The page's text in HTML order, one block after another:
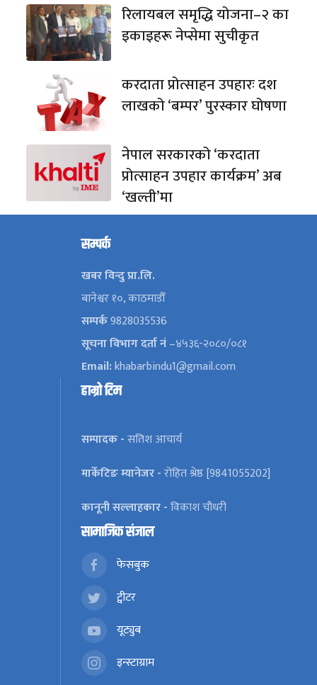
रिलायबल समृद्धि योजना–२ का
इकाइहरू नेप्सेमा सुचीकृत
करदाता प्रोत्साहन उपहारः दश
लाखको ‘बम्पर’ पुरस्कार घोषणा
नेपाल सरकारको ‘करदाता
प्रोत्साहन उपहार कार्यक्रम’ अब
‘खल्ती’मा
सम्पर्क
खबर विन्दु प्रा.लि.
बानेश्वर १०, काठमाडौँ
सम्पर्क9828035536
सूचना विभाग दर्ता नं–४५३६-२०८०/०८१
Email:khabarbindu1@gmail.com
हाम्रो टिम
सम्पादक -सतिश आचार्य
मार्केटिङ म्यानेजर -रोहित श्रेष्ठ [9841055202]
कानूनी सल्लाहकार -विकाश चौधरी
सामाजिक संजाल
फेसबुक
ट्वीटर
यूट्युब
इन्स्टाग्राम